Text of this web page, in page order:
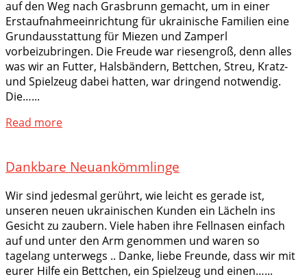
auf den Weg nach Grasbrunn gemacht, um in einer
Erstaufnahmeeinrichtung für ukrainische Familien eine
Grundausstattung für Miezen und Zamperl
vorbeizubringen. Die Freude war riesengroß, denn alles
was wir an Futter, Halsbändern, Bettchen, Streu, Kratz-
und Spielzeug dabei hatten, war dringend notwendig.
Die…...
Read more
Dankbare Neuankömmlinge
Wir sind jedesmal gerührt, wie leicht es gerade ist,
unseren neuen ukrainischen Kunden ein Lächeln ins
Gesicht zu zaubern. Viele haben ihre Fellnasen einfach
auf und unter den Arm genommen und waren so
tagelang unterwegs .. Danke, liebe Freunde, dass wir mit
eurer Hilfe ein Bettchen, ein Spielzeug und einen…...